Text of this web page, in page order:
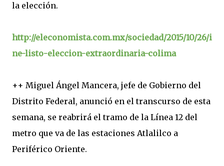
la elección.
http://eleconomista.com.mx/sociedad/2015/10/26/i
ne-listo-eleccion-extraordinaria-colima
++ Miguel Ángel Mancera, jefe de Gobierno del
Distrito Federal, anunció en el transcurso de esta
semana, se reabrirá el tramo de la Línea 12 del
metro que va de las estaciones Atlalilco a
Periférico Oriente.